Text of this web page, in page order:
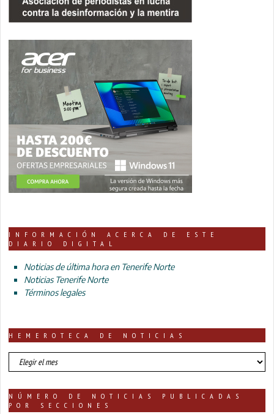
INFORMACIÓN ACERCA DE ESTE
DIARIO DIGITAL
Noticias de última hora en Tenerife Norte
Noticias Tenerife Norte
Términos legales
HEMEROTECA DE NOTICIAS
HEMEROTECA
DE
NÚMERO DE NOTICIAS PUBLICADAS
POR SECCIONES